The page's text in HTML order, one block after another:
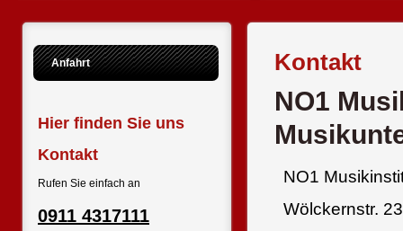
Anfahrt
Hier finden Sie uns
Kontakt
Rufen Sie einfach an
0911 4317111
Kontakt
NO1
NO1
Wölckernstr. 23